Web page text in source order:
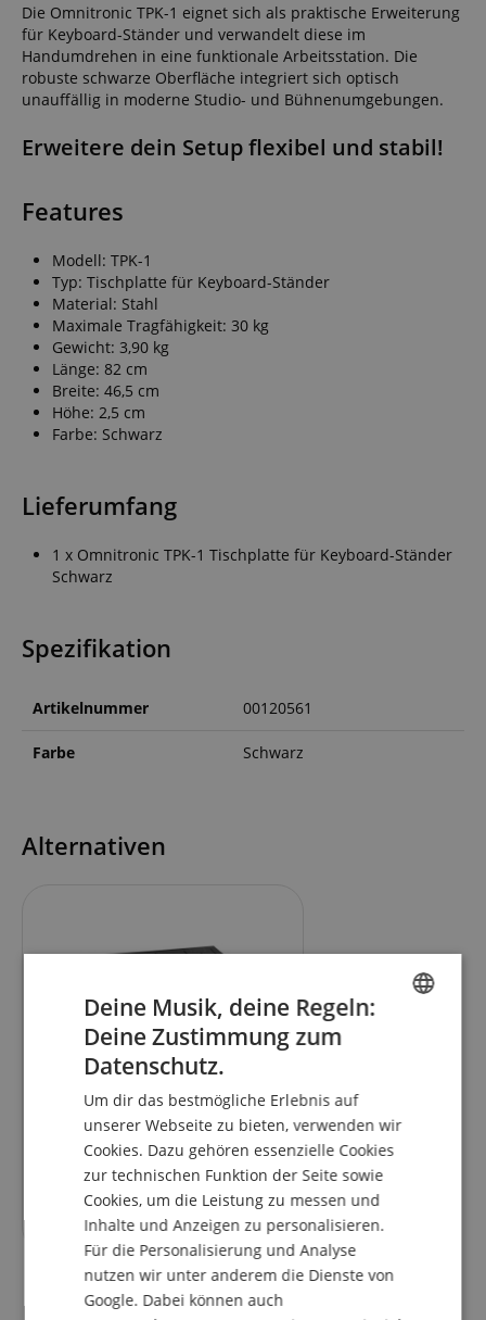
Die Omnitronic TPK-1 eignet sich als praktische Erweiterung
für Keyboard-Ständer und verwandelt diese im
Handumdrehen in eine funktionale Arbeitsstation. Die
robuste schwarze Oberfläche integriert sich optisch
unauffällig in moderne Studio- und Bühnenumgebungen.
Erweitere dein Setup flexibel und stabil!
Features
Modell: TPK-1
Typ: Tischplatte für Keyboard-Ständer
Material: Stahl
Maximale Tragfähigkeit: 30 kg
Gewicht: 3,90 kg
Länge: 82 cm
Breite: 46,5 cm
Höhe: 2,5 cm
Farbe: Schwarz
Lieferumfang
1 x Omnitronic TPK-1 Tischplatte für Keyboard-Ständer
Schwarz
Spezifikation
Artikelnummer 00120561
Farbe Schwarz
Alternativen
Gravity KS RD 1 Auflagetisch
44,90€
FRENCH
ITALIAN
SPANISH
Deine Musik, deine Regeln:
Deine Zustimmung zum
Datenschutz.
Um dir das bestmögliche Erlebnis auf
unserer Webseite zu bieten, verwenden wir
Cookies. Dazu gehören essenzielle Cookies
zur technischen Funktion der Seite sowie
Cookies, um die Leistung zu messen und
Inhalte und Anzeigen zu personalisieren.
Für die Personalisierung und Analyse
nutzen wir unter anderem die Dienste von
Google. Dabei können auch